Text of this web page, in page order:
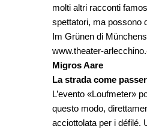
molti altri racconti
spettatori, ma possono
Im Grünen di
www.theater-
Migros Aare
La strada come
L’evento «Loufmeter»
questo modo,
acciottolata per i défilé.